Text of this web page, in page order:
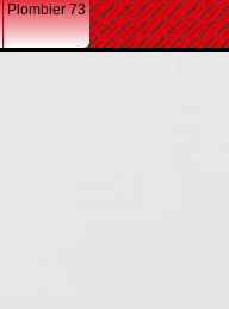
Plombier 73